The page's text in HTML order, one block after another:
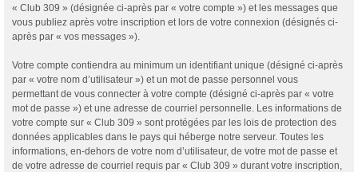
« Club 309 » (désignée ci-après par « votre compte ») et les messages que
vous publiez après votre inscription et lors de votre connexion (désignés ci-
après par « vos messages »).
Votre compte contiendra au minimum un identifiant unique (désigné ci-après
par « votre nom d’utilisateur ») et un mot de passe personnel vous
permettant de vous connecter à votre compte (désigné ci-après par « votre
mot de passe ») et une adresse de courriel personnelle. Les informations de
votre compte sur « Club 309 » sont protégées par les lois de protection des
données applicables dans le pays qui héberge notre serveur. Toutes les
informations, en-dehors de votre nom d’utilisateur, de votre mot de passe et
de votre adresse de courriel requis par « Club 309 » durant votre inscription,